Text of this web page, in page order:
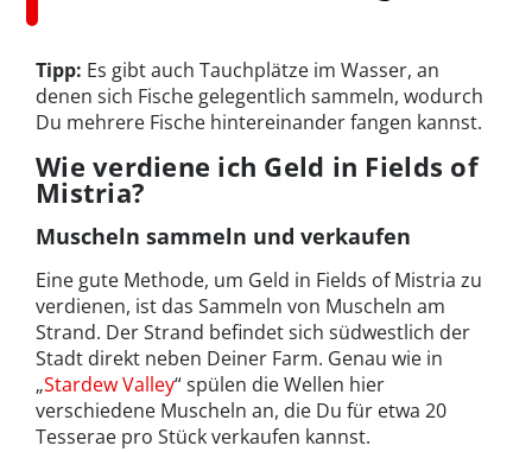
Tipp: Es gibt auch Tauchplätze im Wasser, an
denen sich Fische gelegentlich sammeln, wodurch
Du mehrere Fische hintereinander fangen kannst.
Wie verdiene ich Geld in Fields of
Mistria?
Muscheln sammeln und verkaufen
Eine gute Methode, um Geld in Fields of Mistria zu
verdienen, ist das Sammeln von Muscheln am
Strand. Der Strand befindet sich südwestlich der
Stadt direkt neben Deiner Farm. Genau wie in
„Stardew Valley“ spülen die Wellen hier
verschiedene Muscheln an, die Du für etwa 20
Tesserae pro Stück verkaufen kannst.